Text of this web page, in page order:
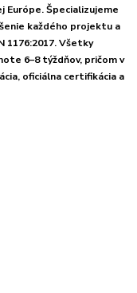
Európe. Špecializujeme
každého projektu a
1176:2017. Všetky
6–8 týždňov, pričom v
oficiálna certifikácia a